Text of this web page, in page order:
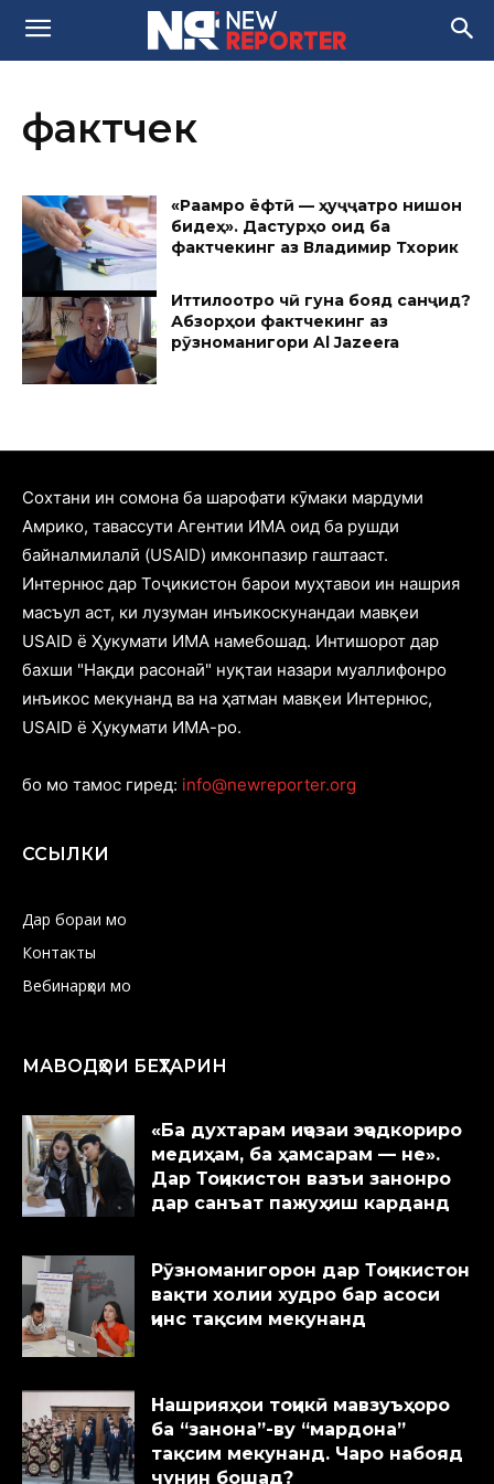
фактчек
«Рақамро ёфтӣ — ҳуҷҷатро нишон
бидеҳ». Дастурҳо оид ба
фактчекинг аз Владимир Тхорик
Иттилоотро чӣ гуна бояд санҷид?
Абзорҳои фактчекинг аз
рӯзноманигори Al Jazeera
Cохтани ин сомона ба шарофати кӯмаки мардуми
Амрико, тавассути Агентии ИМА оид ба рушди
байналмилалӣ (USAID) имконпазир гаштааст.
Интернюс дар Тоҷикистон барои муҳтавои ин нашрия
масъул аст, ки лузуман инъикоскунандаи мавқеи
USAID ё Ҳукумати ИМА намебошад. Интишорот дар
бахши "Нақди расонаӣ" нуқтаи назари муаллифонро
инъикос мекунанд ва на ҳатман мавқеи Интернюс,
USAID ё Ҳукумати ИМА-ро.
бо мо тамос гиред: info@newreporter.org
ССЫЛКИ
Дар бораи мо
Контакты
Вебинарҳои мо
МАВОДҲОИ БЕҲТАРИН
«Ба духтарам иҷозаи эҷодкориро
медиҳам, ба ҳамсарам — не».
Дар Тоҷикистон вазъи занонро
дар санъат пажуҳиш карданд
Рӯзноманигорон дар Тоҷикистон
вақти холии худро бар асоси
ҷинс тақсим мекунанд
Нашрияҳои тоҷикӣ мавзуъҳоро
ба “занона”-ву “мардона”
тақсим мекунанд. Чаро набояд
чунин бошад?